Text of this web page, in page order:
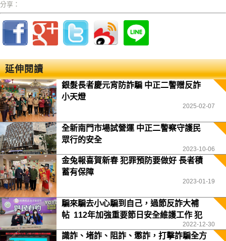
分享：
延伸閱讀
銀髮長者慶元宵防詐騙 中正二警贈反詐
小天燈
2025-02-07
全新南門市場試營運 中正二警察守護民
眾行的安全
2023-10-06
金兔報喜賀新春 犯罪預防要做好 長者積
蓄有保障
2023-01-19
騙來騙去小心騙到自己，過節反詐大補
帖 112年加強重要節日安全維護工作 犯
2022-12-30
識詐、堵詐、阻詐、懲詐，打擊詐騙全方